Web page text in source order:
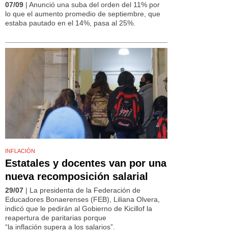
07/09 | Anunció una suba del orden del 11% por
lo que el aumento promedio de septiembre, que
estaba pautado en el 14%, pasa al 25%.
INFLACIÓN
Estatales y docentes van por una
nueva recomposición salarial
29/07 | La presidenta de la Federación de
Educadores Bonaerenses (FEB), Liliana Olvera,
indicó que le pedirán al Gobierno de Kicillof la
reapertura de paritarias porque
“la inflación supera a los salarios”.